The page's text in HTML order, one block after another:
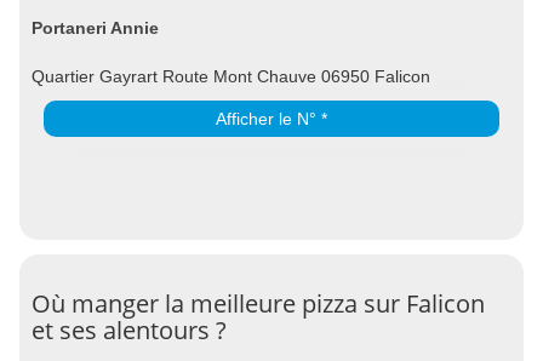
Portaneri Annie
Quartier Gayrart Route Mont Chauve 06950 Falicon
Afficher le N° *
Où manger la meilleure pizza sur Falicon
et ses alentours ?